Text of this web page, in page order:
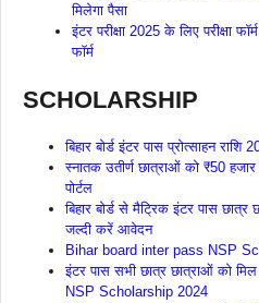
मिलेगा पैसा
इंटर परीक्षा 2025 के लिए परीक्षा
फॉर्म
SCHOLARSHIP
बिहार बोर्ड इंटर पास प्रोत्साहन
स्नातक उतीर्ण छात्राओं को ₹50
पोर्टल
बिहार बोर्ड से मैट्रिक इंटर पास छात्र
जल्दी करें आवेदन
Bihar board inter pass NSP
इंटर पास सभी छात्र छात्राओं को
NSP Scholarship 2024